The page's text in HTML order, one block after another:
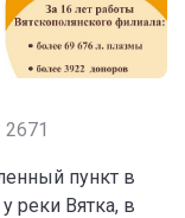
пункт в
реки Вятка, в